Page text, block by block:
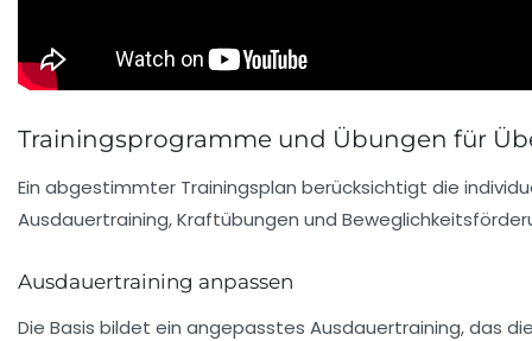
Trainingsprogramme und Übungen für
Ein abgestimmter Trainingsplan berücksichtigt die
Ausdauertraining, Kraftübungen und
Ausdauertraining anpassen
Die Basis bildet ein angepasstes Ausdauertraining, das